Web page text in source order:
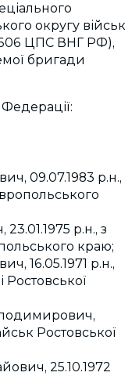
округу військ
606 ЦПС ВНГ РФ),
бригади
09.07.1983 р.н.,
р.н., з
краю;
16.05.1971 р.н.,
Ростовської
Ростовської
25.10.1972